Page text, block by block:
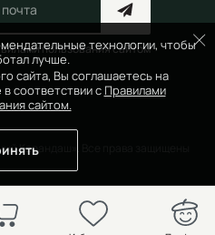
технологии, чтобы
лучше.
сайта, Вы соглашаетесь на
соответствии с Правилами
сайтом.
пользования сайтом
Карандаш». Все права защищены